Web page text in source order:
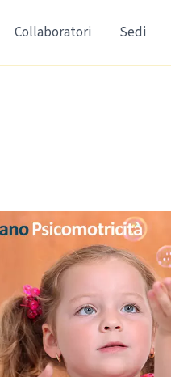
Collaboratori Sedi